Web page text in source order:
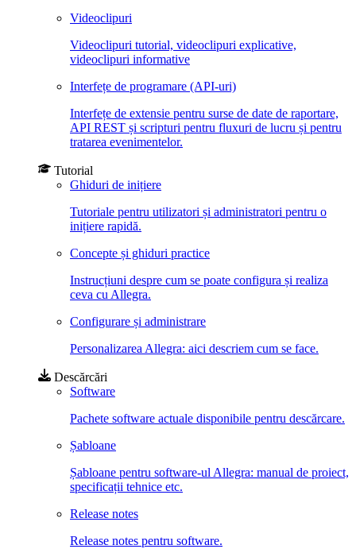
Videoclipuri
Videoclipuri tutorial, videoclipuri explicative,
videoclipuri informative
Interfețe de programare (API-uri)
Interfețe de extensie pentru surse de date de raportare,
API REST și scripturi pentru fluxuri de lucru și pentru
tratarea evenimentelor.
Tutorial
Ghiduri de inițiere
Tutoriale pentru utilizatori și administratori pentru o
inițiere rapidă.
Concepte și ghiduri practice
Instrucțiuni despre cum se poate configura și realiza
ceva cu Allegra.
Configurare și administrare
Personalizarea Allegra: aici descriem cum se face.
Descărcări
Software
Pachete software actuale disponibile pentru descărcare.
Șabloane
Șabloane pentru software-ul Allegra: manual de proiect,
specificații tehnice etc.
Release notes
Release notes pentru software.